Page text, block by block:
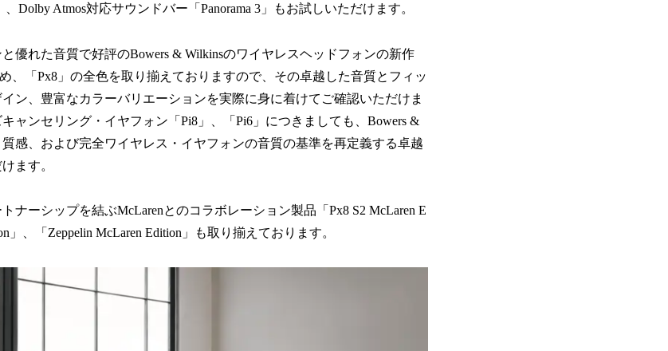
、Dolby Atmos対応サウンドバー「Panorama 3」もお試しいただけます。
優れた音質で好評のBowers & Wilkinsのワイヤレスヘッドフォンの新作
め、「Px8」の全色を取り揃えておりますので、その卓越した音質とフィッ
ン、豊富なカラーバリエーションを実際に身に着けてご確認いただけま
ャンセリング・イヤフォン「Pi8」、「Pi6」につきましても、Bowers &
感、および完全ワイヤレス・イヤフォンの音質の基準を再定義する卓越
ます。
ナーシップを結ぶMcLarenとのコラボレーション製品「Px8 S2 McLaren E
」、「Zeppelin McLaren Edition」も取り揃えております。